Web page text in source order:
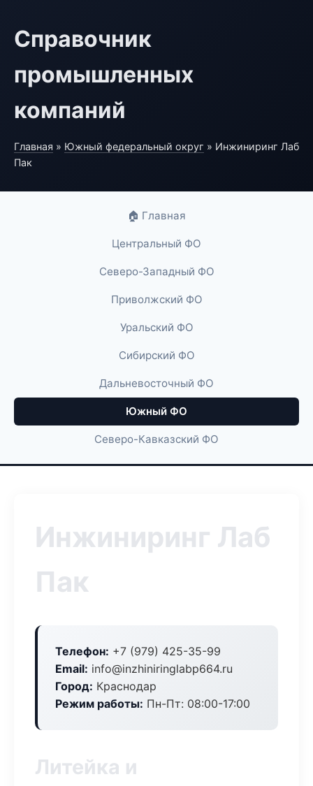
Справочник
промышленных
компаний
Главная » Южный федеральный округ » Инжиниринг Лаб
Пак
🏠 Главная
Центральный ФО
Северо-Западный ФО
Приволжский ФО
Уральский ФО
Сибирский ФО
Дальневосточный ФО
Южный ФО
Северо-Кавказский ФО
Инжиниринг Лаб
Пак
Телефон: +7 (979) 425-35-99
Email: info@inzhiniringlabp664.ru
Город: Краснодар
Режим работы: Пн-Пт: 08:00-17:00
Литейка и